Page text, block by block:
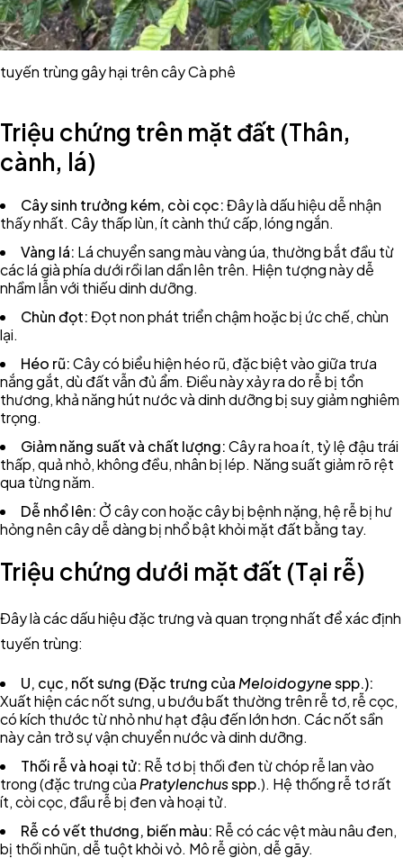
tuyến trùng gây hại trên cây Cà phê
Triệu chứng trên mặt đất (Thân,
cành, lá)
Cây sinh trưởng kém, còi cọc:Đây là dấu hiệu dễ nhận
thấy nhất. Cây thấp lùn, ít cành thứ cấp, lóng ngắn.
Vàng lá: Lá chuyển sang màu vàng úa, thường bắt đầu từ
các lá già phía dưới rồi lan dần lên trên. Hiện tượng này dễ
nhầm lẫn với thiếu dinh dưỡng.
Chùn đọt:Đọt non phát triển chậm hoặc bị ức chế, chùn
lại.
Héo rũ:Cây có biểu hiện héo rũ, đặc biệt vào giữa trưa
nắng gắt, dù đất vẫn đủ ẩm. Điều này xảy ra do rễ bị tổn
thương, khả năng hút nước và dinh dưỡng bị suy giảm nghiêm
trọng.
Giảm năng suất và chất lượng:Cây ra hoa ít, tỷ lệ đậu trái
thấp, quả nhỏ, không đều, nhân bị lép. Năng suất giảm rõ rệt
qua từng năm.
Dễ nhổ lên: Ở cây con hoặc cây bị bệnh nặng, hệ rễ bị hư
hỏng nên cây dễ dàng bị nhổ bật khỏi mặt đất bằng tay.
Triệu chứng dưới mặt đất (Tại rễ)
Đây là các dấu hiệu đặc trưng và quan trọng nhất để xác định
tuyến trùng:
U, cục, nốt sưng (Đặc trưng của Meloidogynespp.):
Xuất hiện các nốt sưng, u bướu bất thường trên rễ tơ, rễ cọc,
có kích thước từ nhỏ như hạt đậu đến lớn hơn. Các nốt sần
này cản trở sự vận chuyển nước và dinh dưỡng.
Thối rễ và hoại tử: Rễ tơ bị thối đen từ chóp rễ lan vào
trong (đặc trưng của Pratylenchusspp.). Hệ thống rễ tơ rất
ít, còi cọc, đầu rễ bị đen và hoại tử.
Rễ có vết thương, biến màu: Rễ có các vệt màu nâu đen,
bị thối nhũn, dễ tuột khỏi vỏ. Mô rễ giòn, dễ gãy.